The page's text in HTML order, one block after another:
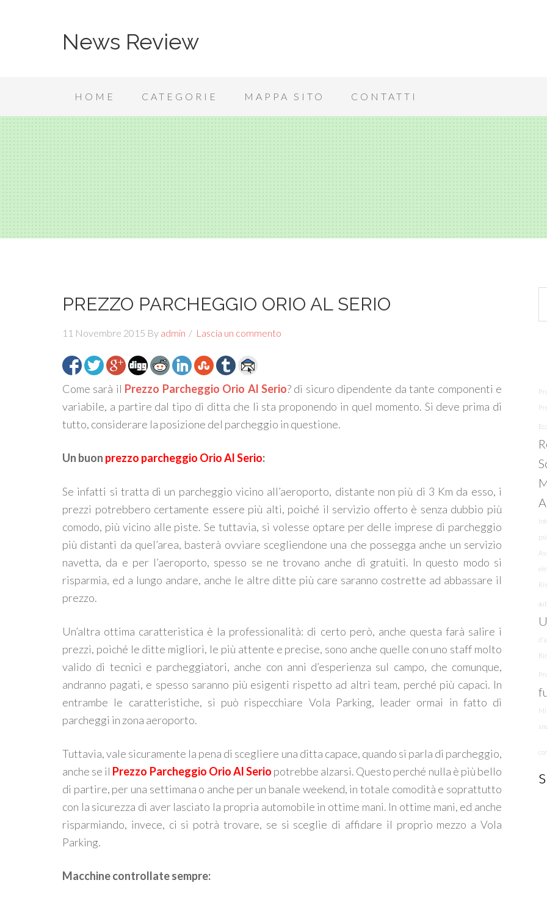
News Review
HOME CATEGORIE MAPPA SITO CONTATTI
PREZZO PARCHEGGIO ORIO AL SERIO
11 Novembre 2015 By admin Lascia un commento
Come sarà il Prezzo Parcheggio Orio Al Serio? di sicuro dipendente da tante componenti e
variabile, a partire dal tipo di ditta che li sta proponendo in quel momento. Si deve prima di
tutto, considerare la posizione del parcheggio in questione.
Un buon prezzo parcheggio Orio Al Serio:
Se infatti si tratta di un parcheggio vicino all’aeroporto, distante non più di 3 Km da esso, i
prezzi potrebbero certamente essere più alti, poiché il servizio offerto è senza dubbio più
comodo, più vicino alle piste. Se tuttavia, si volesse optare per delle imprese di parcheggio
più distanti da quel’area, basterà ovviare scegliendone una che possegga anche un servizio
navetta, da e per l’aeroporto, spesso se ne trovano anche di gratuiti. In questo modo si
risparmia, ed a lungo andare, anche le altre ditte più care saranno costrette ad abbassare il
prezzo.
Un’altra ottima caratteristica è la professionalità: di certo però, anche questa farà salire i
prezzi, poiché le ditte migliori, le più attente e precise, sono anche quelle con uno staff molto
valido di tecnici e parcheggiatori, anche con anni d’esperienza sul campo, che comunque,
andranno pagati, e spesso saranno più esigenti rispetto ad altri team, perché più capaci. In
entrambe le caratteristiche, si può rispecchiare Vola Parking, leader ormai in fatto di
parcheggi in zona aeroporto.
Tuttavia, vale sicuramente la pena di scegliere una ditta capace, quando si parla di parcheggio,
anche se il Prezzo Parcheggio Orio Al Serio potrebbe alzarsi. Questo perché nulla è più bello
di partire, per una settimana o anche per un banale weekend, in totale comodità e soprattutto
con la sicurezza di aver lasciato la propria automobile in ottime mani. In ottime mani, ed anche
risparmiando, invece, ci si potrà trovare, se si sceglie di affidare il proprio mezzo a Vola
Parking.
Macchine controllate sempre: